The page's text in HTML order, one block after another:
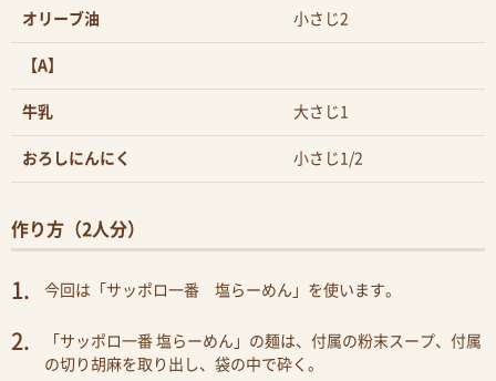
オリーブ油 小さじ2
【A】
牛乳 大さじ1
おろしにんにく 小さじ1/2
作り方（2人分）
今回は「サッポロ一番 塩らーめん」を使います。
「サッポロ一番 塩らーめん」の麺は、付属の粉末スープ、付属
の切り胡麻を取り出し、袋の中で砕く。